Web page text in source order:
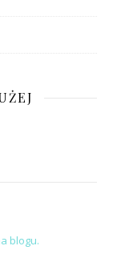
blogu.